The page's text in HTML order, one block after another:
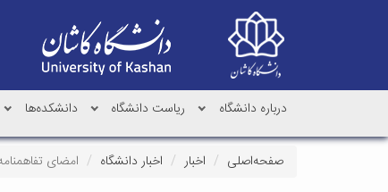
درباره دانشگاه ریاست دانشگاه دانشکده‌ها
صفحه‌اصلی اخبار اخبار دانشگاه امضای